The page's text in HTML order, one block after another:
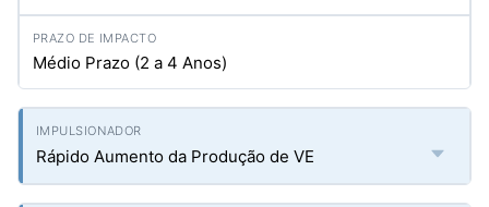
Médio Prazo (2 a 4 Anos)
Rápido Aumento da Produção de VE